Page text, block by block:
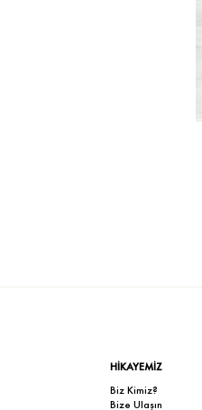
HİKAYEMİZ
Biz Kimiz?
Bize Ulaşın